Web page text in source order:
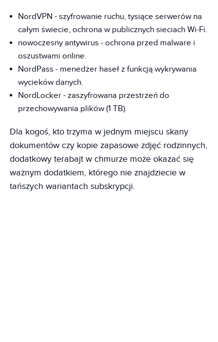
NordVPN - szyfrowanie ruchu, tysiące serwerów na
całym świecie, ochrona w publicznych sieciach Wi-Fi.
nowoczesny antywirus - ochrona przed malware i
oszustwami online.
NordPass - menedżer haseł z funkcją wykrywania
wycieków danych.
NordLocker - zaszyfrowana przestrzeń do
przechowywania plików (1 TB).
Dla kogoś, kto trzyma w jednym miejscu skany
dokumentów czy kopie zapasowe zdjęć rodzinnych,
dodatkowy terabajt w chmurze może okazać się
ważnym dodatkiem, którego nie znajdziecie w
tańszych wariantach subskrypcji.